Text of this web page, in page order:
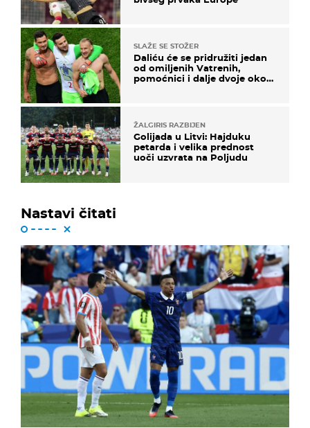
SLAŽE SE STOŽER
Daliću će se pridružiti jedan
od omiljenih Vatrenih,
pomoćnici i dalje dvoje oko
ŽALGIRIS RAZBIJEN
Golijada u Litvi: Hajduku
petarda i velika prednost
uoči uzvrata na Poljudu
Nastavi čitati